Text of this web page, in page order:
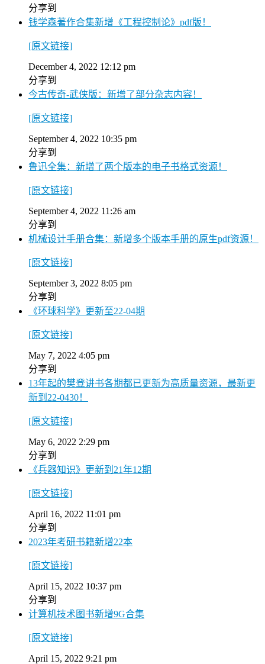
分享到
钱学森著作合集新增《工程控制论》pdf版！
[原文链接]
December 4, 2022 12:12 pm
分享到
今古传奇-武侠版：新增了部分杂志内容！
[原文链接]
September 4, 2022 10:35 pm
分享到
鲁迅全集：新增了两个版本的电子书格式资源！
[原文链接]
September 4, 2022 11:26 am
分享到
机械设计手册合集：新增多个版本手册的原生pdf资源！
[原文链接]
September 3, 2022 8:05 pm
分享到
《环球科学》更新至22-04期
[原文链接]
May 7, 2022 4:05 pm
分享到
13年起的樊登讲书各期都已更新为高质量资源，最新更
新到22-0430！
[原文链接]
May 6, 2022 2:29 pm
分享到
《兵器知识》更新到21年12期
[原文链接]
April 16, 2022 11:01 pm
分享到
2023年考研书籍新增22本
[原文链接]
April 15, 2022 10:37 pm
分享到
计算机技术图书新增9G合集
[原文链接]
April 15, 2022 9:21 pm